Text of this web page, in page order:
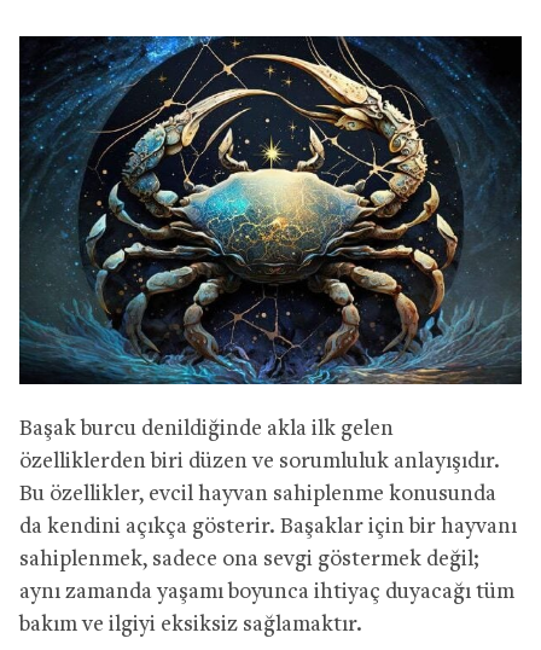
Başak burcu denildiğinde akla ilk gelen
özelliklerden biri düzen ve sorumluluk anlayışıdır.
Bu özellikler, evcil hayvan sahiplenme konusunda
da kendini açıkça gösterir. Başaklar için bir hayvanı
sahiplenmek, sadece ona sevgi göstermek değil;
aynı zamanda yaşamı boyunca ihtiyaç duyacağı tüm
bakım ve ilgiyi eksiksiz sağlamaktır.